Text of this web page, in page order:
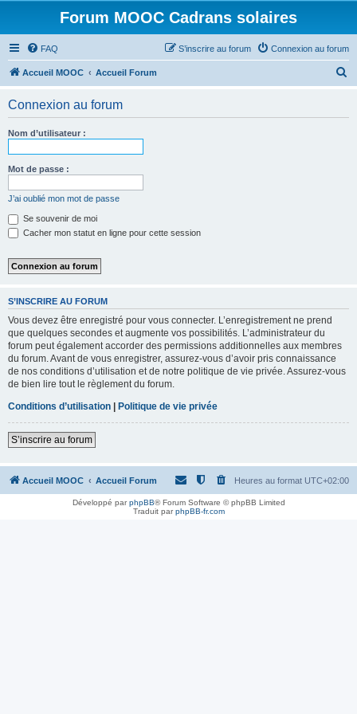
Forum MOOC Cadrans solaires
FAQ Connexion au forum
S’inscrire au forum
Accueil MOOC Accueil Forum
Connexion au forum
Nom d’utilisateur :
Mot de passe :
J’ai oublié mon mot de passe
Se souvenir de moi
Cacher mon statut en ligne pour cette session
S’INSCRIRE AU FORUM
Vous devez être enregistré pour vous connecter. L’enregistrement ne prend
que quelques secondes et augmente vos possibilités. L’administrateur du
forum peut également accorder des permissions additionnelles aux membres
du forum. Avant de vous enregistrer, assurez-vous d’avoir pris connaissance
de nos conditions d’utilisation et de notre politique de vie privée. Assurez-vous
de bien lire tout le règlement du forum.
Conditions d’utilisation | Politique de vie privée
S’inscrire au forum
Accueil MOOC Accueil Forum Heures au format UTC+02:00
Développé parphpBB® Forum Software © phpBB Limited
Traduit parphpBB-fr.com